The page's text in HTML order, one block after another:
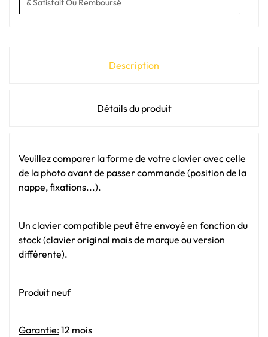
& Satisfait Ou Remboursé
Description
Détails du produit
Veuillez comparer la forme de votre clavier avec celle
de la photo avant de passer commande (position de la
nappe, fixations...).
Un clavier compatible peut être envoyé en fonction du
stock (clavier original mais de marque ou version
différente).
Produit neuf
Garantie:12 mois